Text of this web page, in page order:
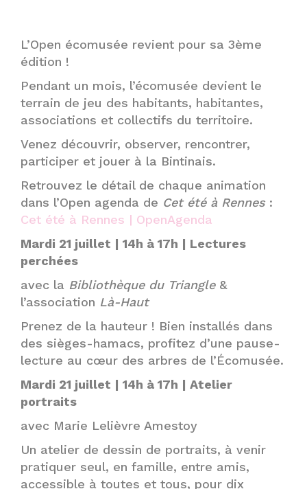
L’Open écomusée revient pour sa 3ème
édition !
Pendant un mois, l’écomusée devient le
terrain de jeu des habitants, habitantes,
associations et collectifs du territoire.
Venez découvrir, observer, rencontrer,
participer et jouer à la Bintinais.
Retrouvez le détail de chaque animation
dans l’Open agenda de Cet été à Rennes:
Cet été à Rennes | OpenAgenda
Mardi 21 juillet | 14h à 17h | Lectures
perchées
avec la Bibliothèque du Triangle&
l’association Là-Haut
Prenez de la hauteur ! Bien installés dans
des sièges-hamacs, profitez d’une pause-
lecture au cœur des arbres de l’Écomusée.
Mardi 21 juillet | 14h à 17h | Atelier
portraits
avec Marie Lelièvre Amestoy
Un atelier de dessin de portraits, à venir
pratiquer seul, en famille, entre amis,
accessible à toutes et tous, pour dix